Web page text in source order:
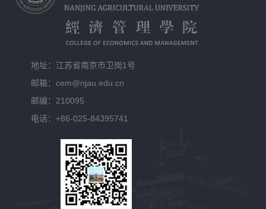
地址：江苏省南京市卫岗1号
邮箱：cem@njau.edu.cn
邮编：210095
电话：+86-025-84395741